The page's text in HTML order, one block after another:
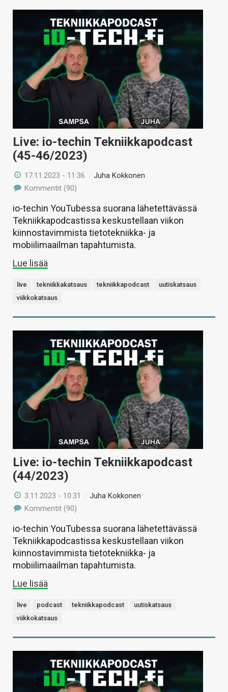
Live: io-techin Tekniikkapodcast
(45-46/2023)
17.11.2023 - 11:36 /Juha Kokkonen
Kommentit (90)
io-techin YouTubessa suorana lähetettävässä
Tekniikkapodcastissa keskustellaan viikon
kiinnostavimmista tietotekniikka- ja
mobiilimaailman tapahtumista.
Lue lisää
live tekniikkakatsaus tekniikkapodcast
uutiskatsaus
viikkokatsaus
Live: io-techin Tekniikkapodcast
(44/2023)
3.11.2023 - 10:31 /Juha Kokkonen
Kommentit (90)
io-techin YouTubessa suorana lähetettävässä
Tekniikkapodcastissa keskustellaan viikon
kiinnostavimmista tietotekniikka- ja
mobiilimaailman tapahtumista.
Lue lisää
live podcast tekniikkapodcast
uutiskatsaus
viikkokatsaus